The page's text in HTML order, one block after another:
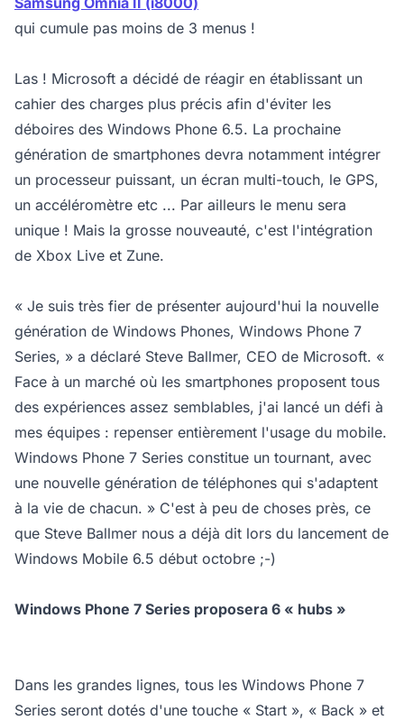
qui cumule pas moins de 3 menus !
Las ! Microsoft a décidé de réagir en établissant un
cahier des charges plus précis afin d'éviter les
déboires des Windows Phone 6.5. La prochaine
génération de smartphones devra notamment intégrer
un processeur puissant, un écran multi-touch, le GPS,
un accéléromètre etc ... Par ailleurs le menu sera
unique ! Mais la grosse nouveauté, c'est l'intégration
de Xbox Live et Zune.
« Je suis très fier de présenter aujourd'hui la nouvelle
génération de Windows Phones, Windows Phone 7
Series, » a déclaré Steve Ballmer, CEO de Microsoft. «
Face à un marché où les smartphones proposent tous
des expériences assez semblables, j'ai lancé un défi à
mes équipes : repenser entièrement l'usage du mobile.
Windows Phone 7 Series constitue un tournant, avec
une nouvelle génération de téléphones qui s'adaptent
à la vie de chacun. » C'est à peu de choses près, ce
que Steve Ballmer nous a déjà dit lors du lancement de
Windows Mobile 6.5 début octobre ;-)
Windows Phone 7 Series proposera 6 « hubs »
Dans les grandes lignes, tous les Windows Phone 7
Series seront dotés d'une touche « Start », « Back » et